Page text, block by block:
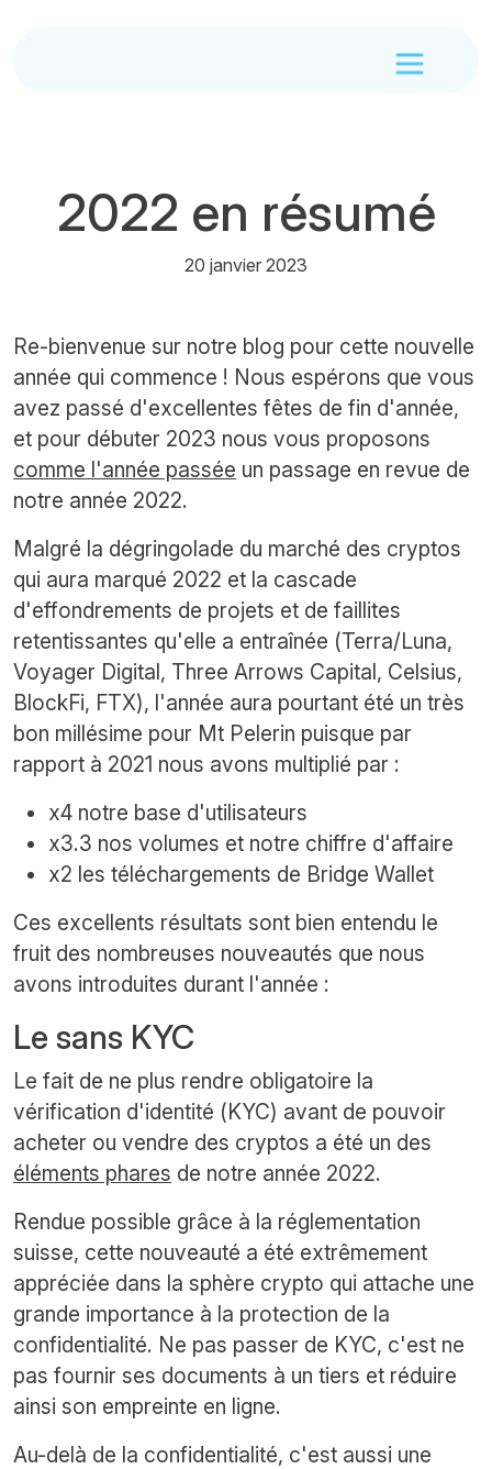
2022 en résumé
20 janvier 2023
Re-bienvenue sur notre blog pour cette nouvelle
année qui commence ! Nous espérons que vous
avez passé d'excellentes fêtes de fin d'année,
et pour débuter 2023 nous vous proposons
comme l'année passée un passage en revue de
notre année 2022.
Malgré la dégringolade du marché des cryptos
qui aura marqué 2022 et la cascade
d'effondrements de projets et de faillites
retentissantes qu'elle a entraînée (Terra/Luna,
Voyager Digital, Three Arrows Capital, Celsius,
BlockFi, FTX), l'année aura pourtant été un très
bon millésime pour Mt Pelerin puisque par
rapport à 2021 nous avons multiplié par :
x4 notre base d'utilisateurs
x3.3 nos volumes et notre chiffre d'affaire
x2 les téléchargements de Bridge Wallet
Ces excellents résultats sont bien entendu le
fruit des nombreuses nouveautés que nous
avons introduites durant l'année :
Le sans KYC
Le fait de ne plus rendre obligatoire la
vérification d'identité (KYC) avant de pouvoir
acheter ou vendre des cryptos a été un des
éléments phares de notre année 2022.
Rendue possible grâce à la réglementation
suisse, cette nouveauté a été extrêmement
appréciée dans la sphère crypto qui attache une
grande importance à la protection de la
confidentialité. Ne pas passer de KYC, c'est ne
pas fournir ses documents à un tiers et réduire
ainsi son empreinte en ligne.
Au-delà de la confidentialité, c'est aussi une